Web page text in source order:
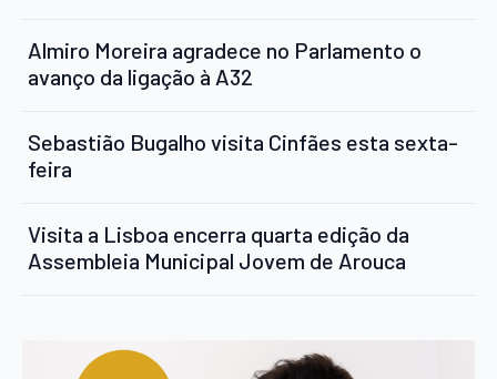
Almiro Moreira agradece no Parlamento o
avanço da ligação à A32
Sebastião Bugalho visita Cinfães esta sexta-
feira
Visita a Lisboa encerra quarta edição da
Assembleia Municipal Jovem de Arouca